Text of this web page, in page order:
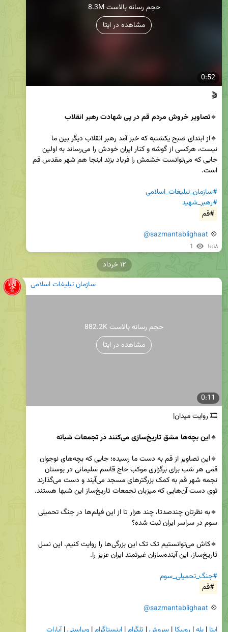
0:52
8.3M حجم رسانه بالاست
مشاهده در ایتا
🔸تصاویر خروش مردم قم در پی شهادت رهبر انقلاب
#سازمان_تبلیغات_اسلامی
#رهبر_شهید
#قم
💠
@sazmantablighaat
1 ۱۰:۱۸
سازمان تبلیغات اسلامی
0:11
882.2K حجم رسانه بالاست
مشاهده در ایتا
🔸این بچه‌ها مشق تاریخ‌سازی می‌کنند در تجمعات شبانه
#جنگ_تحمیلی_سوم
#قم
💠
@sazmantablighaat
ایتا | بله | روبیکا | سروش | تلگرام | اینستاگرام | ویراستی | آپارات
۱۲ خرداد